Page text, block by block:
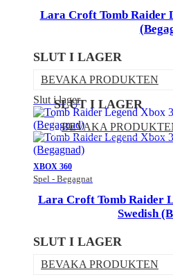
Lara Croft Tomb Raider
SLUT I LAGER
BEVAKA PRODUKTEN
Slut i lager
XBOX 360
Spel - Begagnat
SLUT I LAGER
BEVAKA
Lara Croft Tomb Raider
Swedish
SLUT I LAGER
BEVAKA PRODUKTEN